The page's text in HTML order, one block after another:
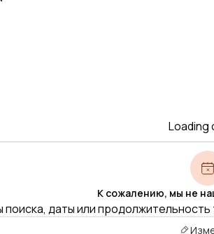
Loading
К сожалению, мы не
даты или